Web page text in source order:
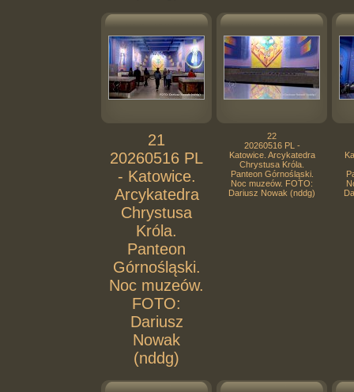
21
20260516 PL
- Katowice.
Arcykatedra
Chrystusa
Króla.
Panteon
Górnośląski.
Noc muzeów.
FOTO:
Dariusz
Nowak
(nddg)
22
20260516 PL -
Katowice. Arcykatedra
Chrystusa Króla.
Panteon Górnośląski.
Noc muzeów. FOTO:
Dariusz Nowak (nddg)